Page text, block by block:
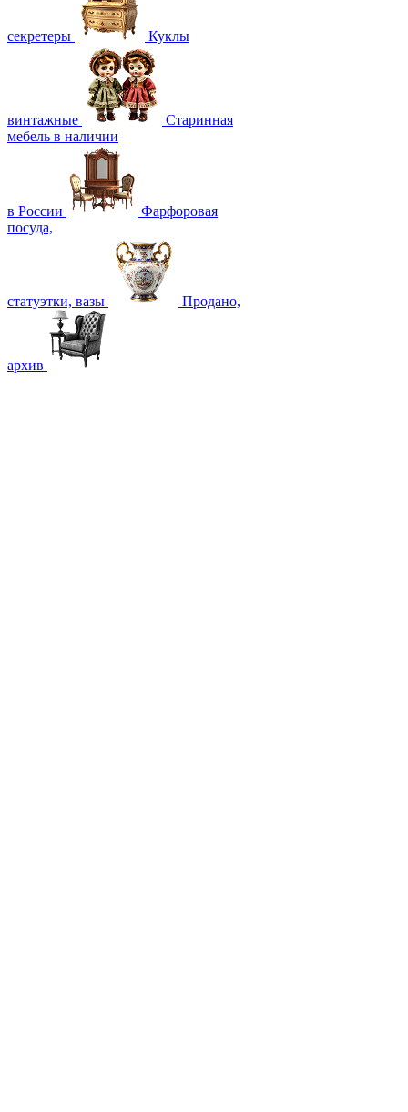
секретеры Куклы
винтажные
Старинная
мебель в наличии
в России
Фарфоровая
посуда,
статуэтки, вазы Продано,
архив